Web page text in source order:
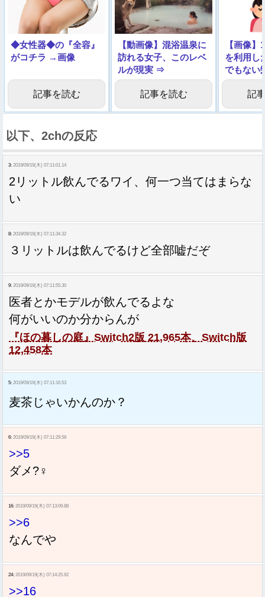
◆女性器◆の『全容』
がコチラ →画像
記事を読む
【動画像】混浴温泉に
訪れる女子、このレベ
ルが現実 ⇒
記事を読む
【画像
を利用し
でもない
しまう
記
以下、2chの反応
3: 2019/09/19(木) 07:11:01.14
2リットル飲んでるワイ、何一つ当てはまらな
い
8: 2019/09/19(木) 07:11:34.32
３リットルは飲んでるけど全部嘘だぞ
9: 2019/09/19(木) 07:11:55.30
医者とかモデルが飲んでるよな
何がいいのか分からんが
『ほの暮しの庭』Switch2版 21,965本、Switch版
12,458本
5: 2019/09/19(木) 07:11:16.53
麦茶じゃいかんのか？
6: 2019/09/19(木) 07:11:29.58
>>5
ダメ?‍♀
16: 2019/09/19(木) 07:13:09.88
>>6
なんでや
24: 2019/09/19(木) 07:14:25.92
>>16